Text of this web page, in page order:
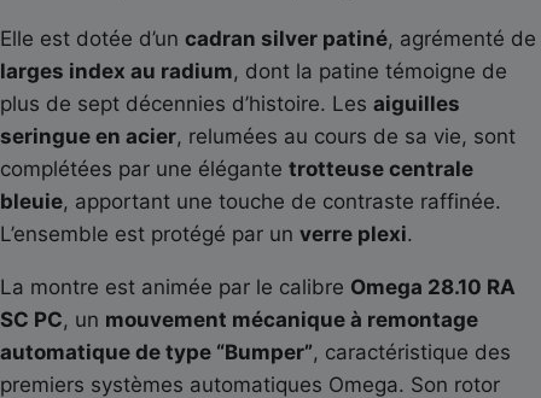
Elle est dotée d’un cadran silver patiné, agrémenté de
larges index au radium, dont la patine témoigne de
plus de sept décennies d’histoire. Les aiguilles
seringue en acier, relumées au cours de sa vie, sont
complétées par une élégante trotteuse centrale
bleuie, apportant une touche de contraste raffinée.
L’ensemble est protégé par un verre plexi.
La montre est animée par le calibre Omega 28.10 RA
SC PC, un mouvement mécanique à remontage
automatique de type “Bumper”, caractéristique des
premiers systèmes automatiques Omega. Son rotor